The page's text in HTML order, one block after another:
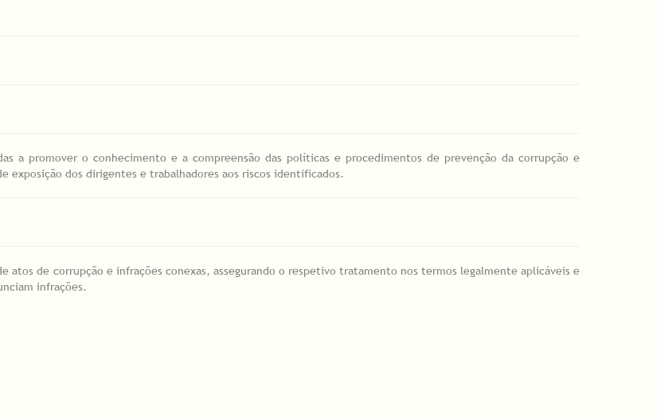
a promover o conhecimento e a compreensão das políticas e procedimentos de prevenção da corrupção e
exposição dos dirigentes e trabalhadores aos riscos identificados.
atos de corrupção e infrações conexas, assegurando o respetivo tratamento nos termos legalmente aplicáveis e
infrações.